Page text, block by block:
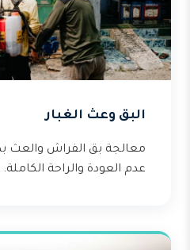
البق وعث الغبار
معالجة بق الفراش
عدم العودة والراحة الكاملة.